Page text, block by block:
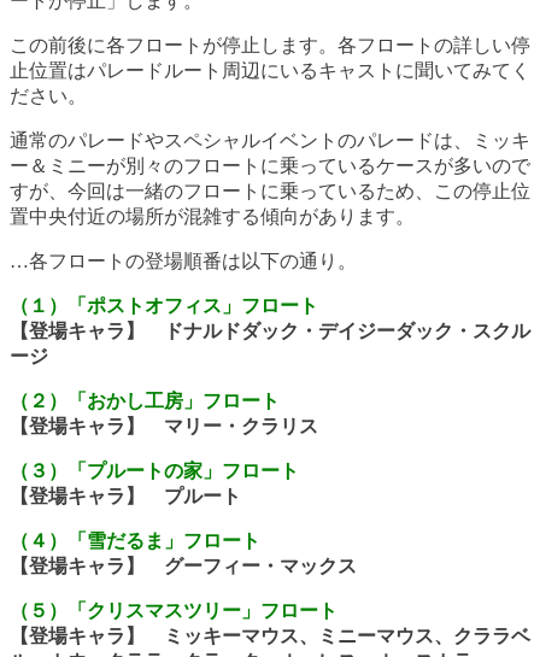
この前後に各フロートが停止します。各フロートの詳しい停
止位置はパレードルート周辺にいるキャストに聞いてみてく
ださい。
通常のパレードやスペシャルイベントのパレードは、ミッキ
ー＆ミニーが別々のフロートに乗っているケースが多いので
すが、今回は一緒のフロートに乗っているため、この停止位
置中央付近の場所が混雑する傾向があります。
…各フロートの登場順番は以下の通り。
（１）「ポストオフィス」フロート
【登場キャラ】 ドナルドダック・デイジーダック・スクル
ージ
（２）「おかし工房」フロート
【登場キャラ】 マリー・クラリス
（３）「プルートの家」フロート
【登場キャラ】 プルート
（４）「雪だるま」フロート
【登場キャラ】 グーフィー・マックス
（５）「クリスマスツリー」フロート
【登場キャラ】 ミッキーマウス、ミニーマウス、クララベ